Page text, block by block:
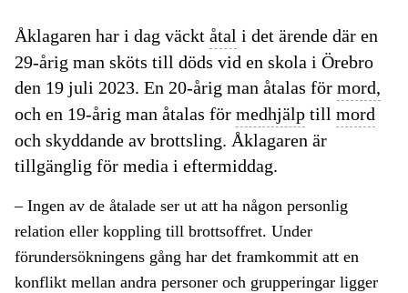
Åklagaren har i dag väckt åtal i det ärende där en
29-årig man sköts till döds vid en skola i Örebro
den 19 juli 2023. En 20-årig man åtalas för mord,
och en 19-årig man åtalas för medhjälp till mord
och skyddande av brottsling. Åklagaren är
tillgänglig för media i eftermiddag.
– Ingen av de åtalade ser ut att ha någon personlig
relation eller koppling till brottsoffret. Under
förundersökningens gång har det framkommit att en
konflikt mellan andra personer och grupperingar ligger